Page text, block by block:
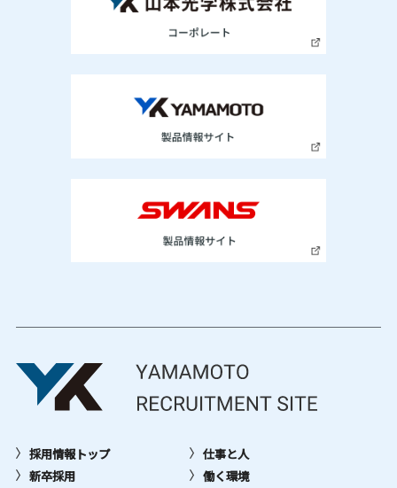
採用情報トップ
新卒採用
仕事と人
働く環境